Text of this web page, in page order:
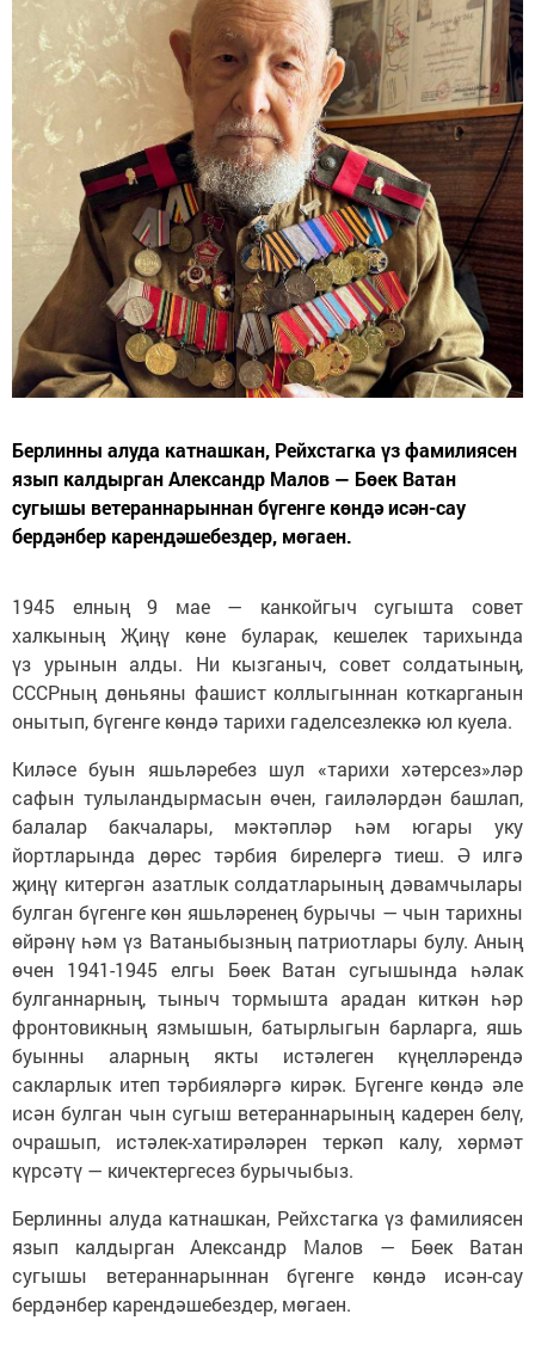
Берлинны алуда катнашкан, Рейхстагка үз фамилиясен
язып калдырган Александр Малов — Бөек Ватан
сугышы ветераннарыннан бүгенге көндә исән-сау
бердәнбер карендәшебездер, мөгаен.
1945 елның 9 мае — канкойгыч сугышта совет
халкының Җиңү көне буларак, кешелек тарихында
үз урынын алды. Ни кызганыч, совет солдатының,
СССРның дөньяны фашист коллыгыннан коткарганын
онытып, бүгенге көндә тарихи гаделсезлеккә юл куела.
Киләсе буын яшьләребез шул «тарихи хәтерсез»ләр
сафын тулыландырмасын өчен, гаиләләрдән башлап,
балалар бакчалары, мәктәпләр һәм югары уку
йортларында дөрес тәрбия бирелергә тиеш. Ә илгә
җиңү китергән азатлык солдатларының дәвамчылары
булган бүгенге көн яшьләренең бурычы — чын тарихны
өйрәнү һәм үз Ватаныбызның патриотлары булу. Аның
өчен 1941-1945 елгы Бөек Ватан сугышында һәлак
булганнарның, тыныч тормышта арадан киткән һәр
фронтовикның язмышын, батырлыгын барларга, яшь
буынны аларның якты истәлеген күңелләрендә
сакларлык итеп тәрбияләргә кирәк. Бүгенге көндә әле
исән булган чын сугыш ветераннарының кадерен белү,
очрашып, истәлек-хатирәләрен теркәп калу, хөрмәт
күрсәтү — кичектергесез бурычыбыз.
Берлинны алуда катнашкан, Рейхстагка үз фамилиясен
язып калдырган Александр Малов — Бөек Ватан
сугышы ветераннарыннан бүгенге көндә исән-сау
бердәнбер карендәшебездер, мөгаен.